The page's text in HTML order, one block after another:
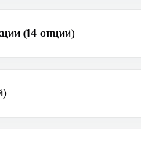
(14 опций)